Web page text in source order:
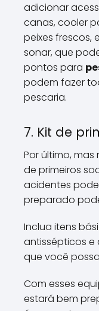
adicionar
canas, cooler
peixes frescos,
sonar, que
pontos para
podem fazer
pescaria.
7. Kit de
Por último,
de primeiros
acidentes
preparado
Inclua itens
antissépticos
que você
Com esses
estará bem